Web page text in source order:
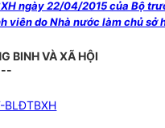
ngày 22/04/2015 của Bộ
viên do Nhà nước làm chủ
BINH VÀ XÃ HỘI